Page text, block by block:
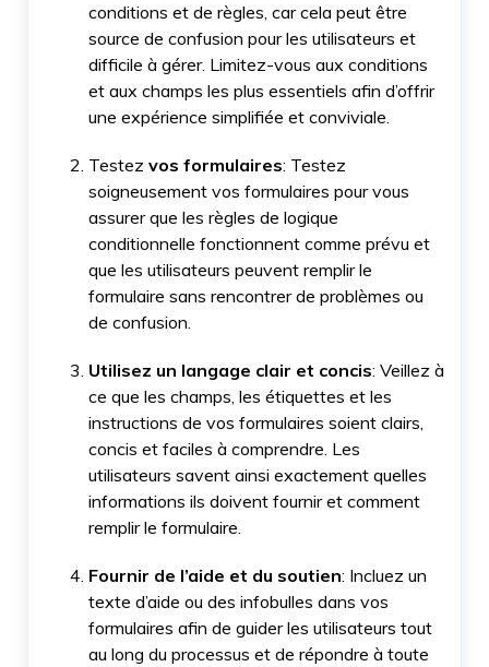
conditions et de règles, car cela peut être
source de confusion pour les utilisateurs et
difficile à gérer. Limitez-vous aux conditions
et aux champs les plus essentiels afin d’offrir
une expérience simplifiée et conviviale.
Testez vos formulaires: Testez
soigneusement vos formulaires pour vous
assurer que les règles de logique
conditionnelle fonctionnent comme prévu et
que les utilisateurs peuvent remplir le
formulaire sans rencontrer de problèmes ou
de confusion.
Utilisez un langage clair et concis: Veillez à
ce que les champs, les étiquettes et les
instructions de vos formulaires soient clairs,
concis et faciles à comprendre. Les
utilisateurs savent ainsi exactement quelles
informations ils doivent fournir et comment
remplir le formulaire.
Fournir de l’aide et du soutien: Incluez un
texte d’aide ou des infobulles dans vos
formulaires afin de guider les utilisateurs tout
au long du processus et de répondre à toute